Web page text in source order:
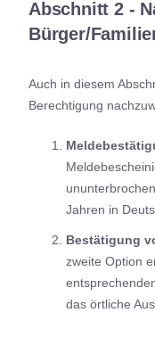
Abschnitt 2 -
Bürger/
Auch in diesem
Berechtigung
Jahren in
Bestätigung
zweite Option
das örtliche